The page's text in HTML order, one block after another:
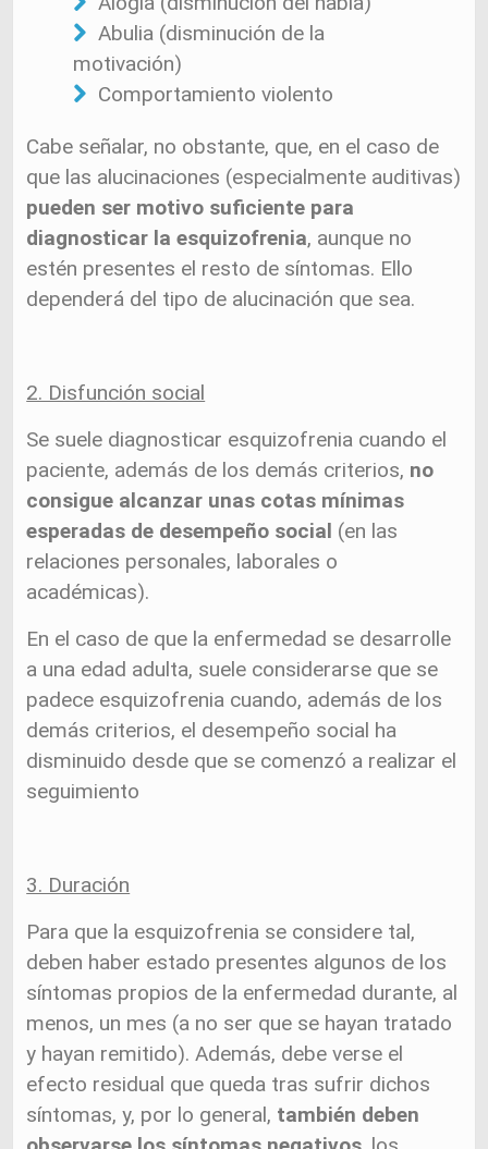
Abulia (disminución de la
motivación)
Comportamiento violento
Cabe señalar, no obstante, que, en el caso de
que las alucinaciones (especialmente auditivas)
pueden ser motivo suficiente para
diagnosticar la esquizofrenia, aunque no
estén presentes el resto de síntomas. Ello
dependerá del tipo de alucinación que sea.
2. Disfunción social
Se suele diagnosticar esquizofrenia cuando el
paciente, además de los demás criterios, no
consigue alcanzar unas cotas mínimas
esperadas de desempeño social (en las
relaciones personales, laborales o
académicas).
En el caso de que la enfermedad se desarrolle
a una edad adulta, suele considerarse que se
padece esquizofrenia cuando, además de los
demás criterios, el desempeño social ha
disminuido desde que se comenzó a realizar el
seguimiento
3. Duración
Para que la esquizofrenia se considere tal,
deben haber estado presentes algunos de los
síntomas propios de la enfermedad durante, al
menos, un mes (a no ser que se hayan tratado
y hayan remitido). Además, debe verse el
efecto residual que queda tras sufrir dichos
síntomas, y, por lo general, también deben